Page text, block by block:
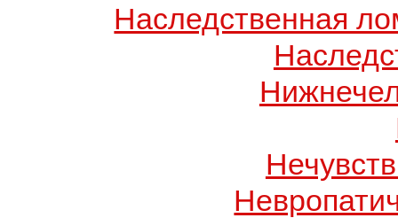
Наследственная